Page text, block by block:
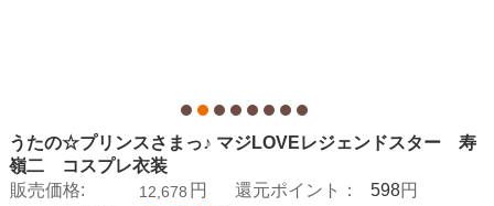
うたの☆プリンスさまっ♪ マジLOVEレジェンドスター 寿
嶺二 コスプレ衣装
販売価格:
12,678 円 還元ポイント： 598円